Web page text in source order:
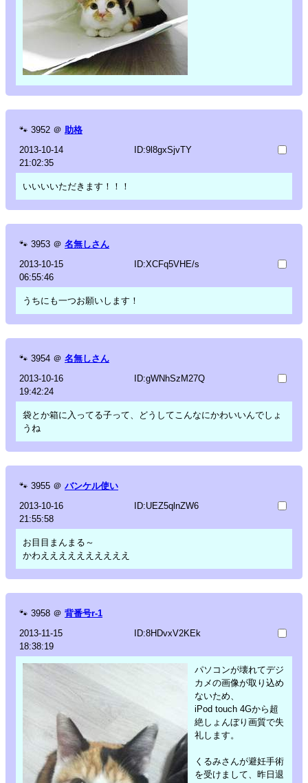
🐾 3952 ＠ 助格
2013-10-14
21:02:35
ID:9l8gxSjvTY
いいいいただきます！！！
🐾 3953 ＠ 名無しさん
2013-10-15
06:55:46
ID:XCFq5VHE/s
うちにも一つお願いします！
🐾 3954 ＠ 名無しさん
2013-10-16
19:42:24
ID:gWNhSzM27Q
袋とか箱に入ってる子って、どうしてこんなにかわいいんでしょ
うね
🐾 3955 ＠ バンケル使い
2013-10-16
21:55:58
ID:UEZ5qlnZW6
お目目まんまる～
かわええええええええええ
🐾 3958 ＠ 背番号r-1
2013-11-15
18:38:19
ID:8HDvxV2KEk
パソコンが壊れてデジ
カメの画像が取り込め
ないため、
iPod touch 4Gから超
絶しょんぼり画質で失
礼します。
くるみさんが避妊手術
を受けまして、昨日退